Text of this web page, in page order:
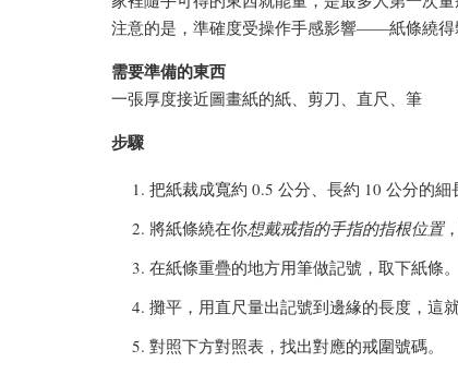
注意的是，準確度受操作手感影響——紙條繞得
需要準備的東西
一張厚度接近圖畫紙的紙、剪刀、直尺、筆
步驟
把紙裁成寬約 0.5 公分、長約 10 公分的細
將紙條繞在你想戴戒指的手指的指根位置
在紙條重疊的地方用筆做記號，取下紙條。
攤平，用直尺量出記號到邊緣的長度，這
對照下方對照表，找出對應的戒圍號碼。